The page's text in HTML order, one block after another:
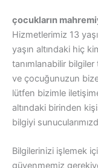
çocukların
Hizmetlerimiz 13
yaşın altındaki hiç
tanımlanabilir
ve çocuğunuzun bize
lütfen bizimle
altındaki birinden
bilgiyi
Bilgilerinizi işlemek
güvenmemiz